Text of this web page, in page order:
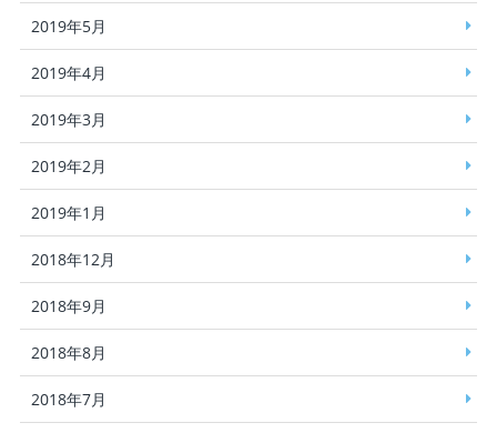
2019年5月
2019年4月
2019年3月
2019年2月
2019年1月
2018年12月
2018年9月
2018年8月
2018年7月